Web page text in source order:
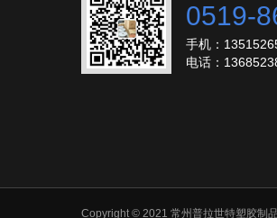
0519-
手机：
电话：
Copyright © 2021 常州普拉世特塑胶